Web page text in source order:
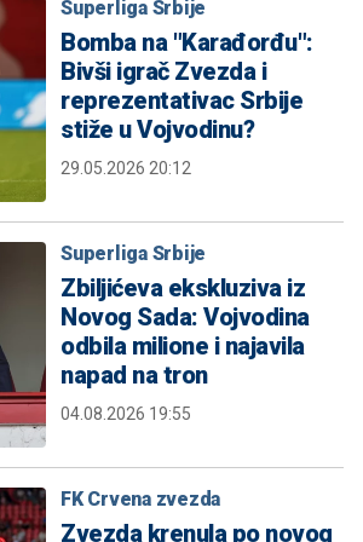
Superliga Srbije
Bomba na "Karađorđu":
Bivši igrač Zvezda i
reprezentativac Srbije
stiže u Vojvodinu?
29.05.2026 20:12
Superliga Srbije
Zbiljićeva ekskluziva iz
Novog Sada: Vojvodina
odbila milione i najavila
napad na tron
04.08.2026 19:55
FK Crvena zvezda
Zvezda krenula po novog